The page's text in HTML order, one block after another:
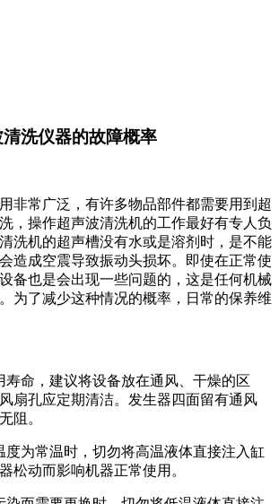
洗仪器的故障概率
非常广泛，有许多物品部件都需要用到超
，操作超声波清洗机的工作最好有专人负
洗机的超声槽没有水或是溶剂时，是不能
造成空震导致振动头损坏。即使在正常使
备也是会出现一些问题的，这是任何机械
为了减少这种情况的概率，日常的保养维
寿命，建议将设备放在通风、干燥的区
扇孔应定期清洁。发生器四面留有通风
阻。
度为常温时，切勿将高温液体直接注入缸
松动而影响机器正常使用。